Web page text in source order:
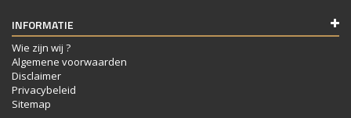
INFORMATIE
Wie zijn wij ?
Algemene voorwaarden
Disclaimer
Privacybeleid
Sitemap